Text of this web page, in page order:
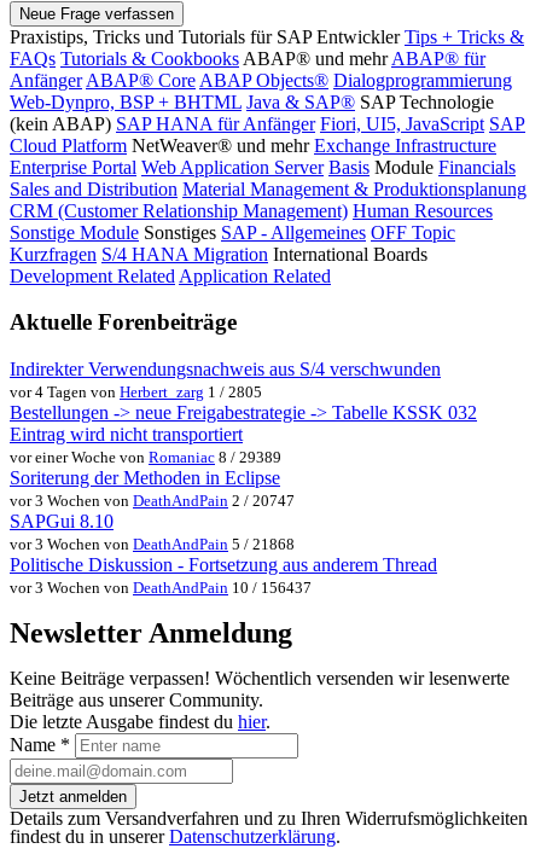
Neue Frage verfassen
Praxistips, Tricks und Tutorials für SAP Entwickler Tips + Tricks &
FAQs Tutorials & Cookbooks ABAP® und mehr ABAP® für
Anfänger ABAP® Core ABAP Objects® Dialogprogrammierung
Web-Dynpro, BSP + BHTML Java & SAP® SAP Technologie
(kein ABAP) SAP HANA für Anfänger Fiori, UI5, JavaScript SAP
Cloud Platform NetWeaver® und mehr Exchange Infrastructure
Enterprise Portal Web Application Server Basis Module Financials
Sales and Distribution Material Management & Produktionsplanung
CRM (Customer Relationship Management) Human Resources
Sonstige Module Sonstiges SAP - Allgemeines OFF Topic
Kurzfragen S/4 HANA Migration International Boards
Development Related Application Related
Aktuelle Forenbeiträge
Indirekter Verwendungsnachweis aus S/4 verschwunden
vor 4 Tagen von Herbert_zarg 1 / 2805
Bestellungen -> neue Freigabestrategie -> Tabelle KSSK 032
Eintrag wird nicht transportiert
vor einer Woche von Romaniac 8 / 29389
Soriterung der Methoden in Eclipse
vor 3 Wochen von DeathAndPain 2 / 20747
SAPGui 8.10
vor 3 Wochen von DeathAndPain 5 / 21868
Politische Diskussion - Fortsetzung aus anderem Thread
vor 3 Wochen von DeathAndPain 10 / 156437
Newsletter Anmeldung
Keine Beiträge verpassen! Wöchentlich versenden wir lesenwerte
Beiträge aus unserer Community.
Die letzte Ausgabe findest du hier.
Name *
Jetzt anmelden
Details zum Versandverfahren und zu Ihren Widerrufsmöglichkeiten
findest du in unsererDatenschutzerklärung.